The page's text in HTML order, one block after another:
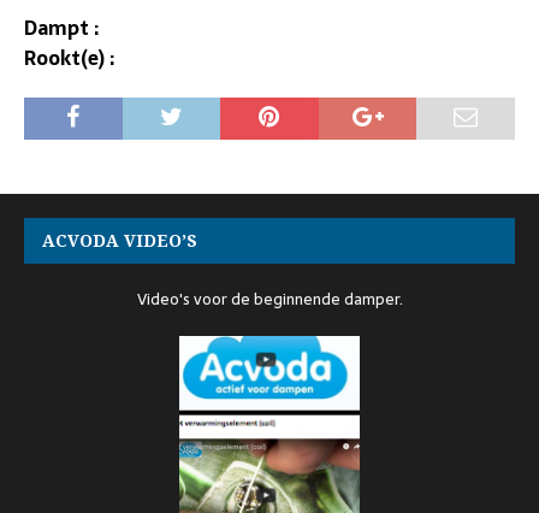
Dampt :
Rookt(e) :
ACVODA VIDEO’S
Video's voor de beginnende damper.